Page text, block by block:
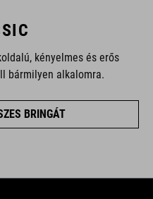
kényelmes és erős
bármilyen alkalomra.
BRINGÁT